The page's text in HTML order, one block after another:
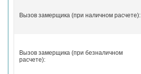
Вызов замерщика (при наличном расчете):
Вызов замерщика (при безналичном
расчете):